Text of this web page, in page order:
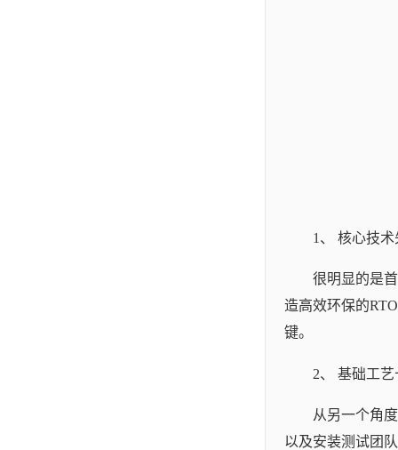
1、 核心技
很明显的是
造高效环保的
键。
2、 基础工
从另一个角
以及安装测试团